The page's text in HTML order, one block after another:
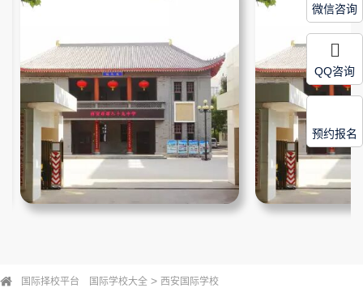
国际择校平台 国际学校大全 > 西安国际学校
微信咨询
QQ咨询
预约报名